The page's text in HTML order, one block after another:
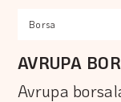
Borsa
AVRUPA
Avrupa